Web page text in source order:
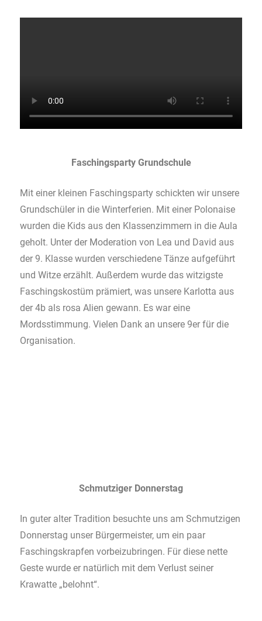
Faschingsparty Grundschule
Mit einer kleinen Faschingsparty schickten wir unsere
Grundschüler in die Winterferien. Mit einer Polonaise
wurden die Kids aus den Klassenzimmern in die Aula
geholt. Unter der Moderation von Lea und David aus
der 9. Klasse wurden verschiedene Tänze aufgeführt
und Witze erzählt. Außerdem wurde das witzigste
Faschingskostüm prämiert, was unsere Karlotta aus
der 4b als rosa Alien gewann. Es war eine
Mordsstimmung. Vielen Dank an unsere 9er für die
Organisation.
Schmutziger Donnerstag
In guter alter Tradition besuchte uns am Schmutzigen
Donnerstag unser Bürgermeister, um ein paar
Faschingskrapfen vorbeizubringen. Für diese nette
Geste wurde er natürlich mit dem Verlust seiner
Krawatte „belohnt“.